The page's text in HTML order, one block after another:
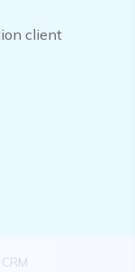
client